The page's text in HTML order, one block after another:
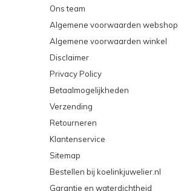
Ons team
Algemene voorwaarden webshop
Algemene voorwaarden winkel
Disclaimer
Privacy Policy
Betaalmogelijkheden
Verzending
Retourneren
Klantenservice
Sitemap
Bestellen bij koelinkjuwelier.nl
Garantie en waterdichtheid